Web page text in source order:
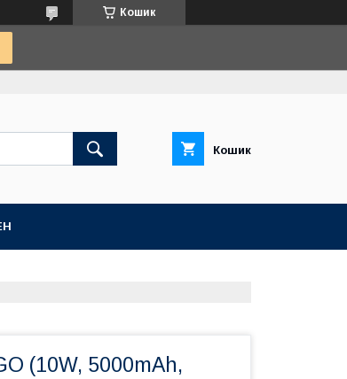
Кошик
Кошик
(10W, 5000mAh,